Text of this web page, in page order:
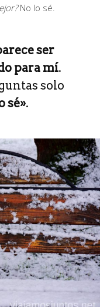
No lo sé.
ser
para mí.
solo
sé».